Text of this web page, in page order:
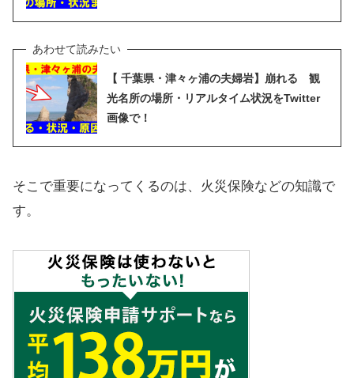
【 千葉県・津々ヶ浦の夫婦岩】崩れる 観
光名所の場所・リアルタイム状況をTwitter
画像で！
そこで重要になってくるのは、火災保険などの知識で
す。